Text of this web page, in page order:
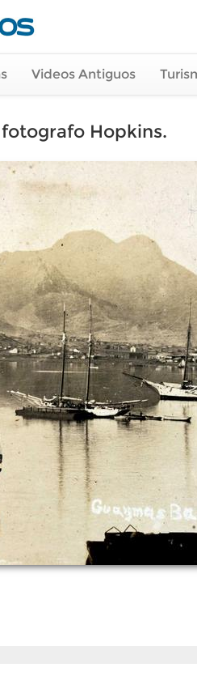
Videos Antiguos
Hopkins.